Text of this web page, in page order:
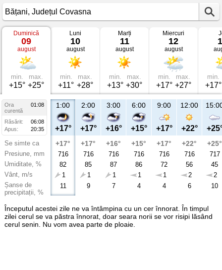
Vremea
Bățani
Județul
Covasna
Duminică
09
august
min.
+15°
max.
+25°
Luni
10
august
min.
+11°
max.
+28°
Marți
11
august
min.
+13°
max.
+30°
Miercuri
12
august
min.
+17°
max.
+27°
min.
+17°
Ora
01:08
curentă
Răsărit:
06:08
Apus:
20:35
Se simte ca
Presiune, mm
Umiditate, %
Vânt, m/s
Șanse de
precipitații, %
1:00
+17°
+17°
716
82
1
11
2:00
+17°
+17°
716
85
1
9
3:00
+16°
+16°
716
87
1
7
6:00
+15°
+15°
716
86
1
4
9:00
+17°
+17°
716
72
1
4
12:00
+22°
+22°
716
56
2
6
+25°
717
45
2
10
Începutul acestei zile ne va întâmpina cu un cer înnorat. În timpul
zilei cerul se va păstra înnorat, doar seara norii se vor risipi lăsând
cerul senin. Nu vom avea parte de ploaie.